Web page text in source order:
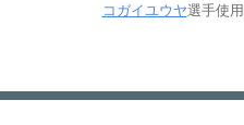
コガイユウヤ選手使用